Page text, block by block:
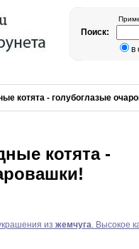
Поиск:
в
котята - голубоглазые
котята -
из жемчуга. Высокое